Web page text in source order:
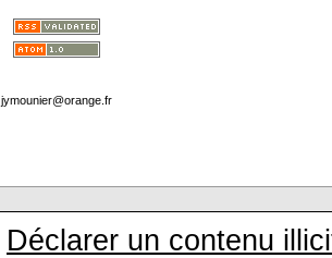
jymounier@orange.fr
Déclarer un contenu